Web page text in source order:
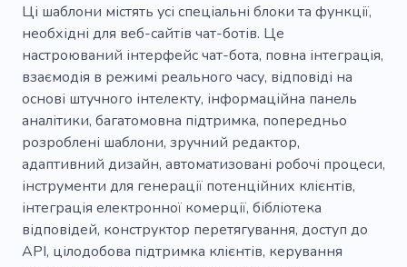
Ці шаблони містять усі спеціальні блоки та функції,
необхідні для веб-сайтів чат-ботів. Це
настроюваний інтерфейс чат-бота, повна інтеграція,
взаємодія в режимі реального часу, відповіді на
основі штучного інтелекту, інформаційна панель
аналітики, багатомовна підтримка, попередньо
розроблені шаблони, зручний редактор,
адаптивний дизайн, автоматизовані робочі процеси,
інструменти для генерації потенційних клієнтів,
інтеграція електронної комерції, бібліотека
відповідей, конструктор перетягування, доступ до
API, цілодобова підтримка клієнтів, керування